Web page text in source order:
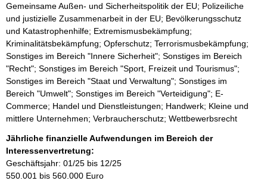
Gemeinsame Außen- und Sicherheitspolitik der EU; Polizeiliche
und justizielle Zusammenarbeit in der EU; Bevölkerungsschutz
und Katastrophenhilfe; Extremismusbekämpfung;
Kriminalitätsbekämpfung; Opferschutz; Terrorismusbekämpfung;
Sonstiges im Bereich "Innere Sicherheit"; Sonstiges im Bereich
"Recht"; Sonstiges im Bereich "Sport, Freizeit und Tourismus";
Sonstiges im Bereich "Staat und Verwaltung"; Sonstiges im
Bereich "Umwelt"; Sonstiges im Bereich "Verteidigung"; E-
Commerce; Handel und Dienstleistungen; Handwerk; Kleine und
mittlere Unternehmen; Verbraucherschutz; Wettbewerbsrecht
Jährliche finanzielle Aufwendungen im Bereich der
Interessenvertretung:
Geschäftsjahr: 01/25 bis 12/25
550.001 bis 560.000 Euro